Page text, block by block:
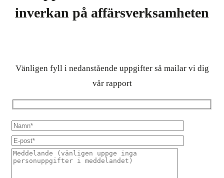
inverkan på affärsverksamheten
Vänligen fyll i nedanstående uppgifter så mailar vi dig
vår rapport